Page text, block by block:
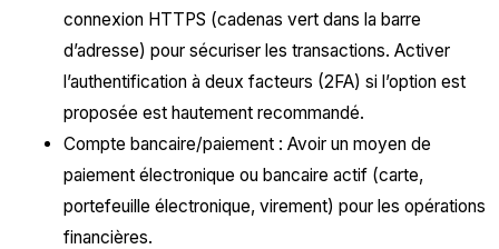
connexion HTTPS (cadenas vert dans la barre
d’adresse) pour sécuriser les transactions. Activer
l’authentification à deux facteurs (2FA) si l’option est
proposée est hautement recommandé.
Compte bancaire/paiement : Avoir un moyen de
paiement électronique ou bancaire actif (carte,
portefeuille électronique, virement) pour les opérations
financières.